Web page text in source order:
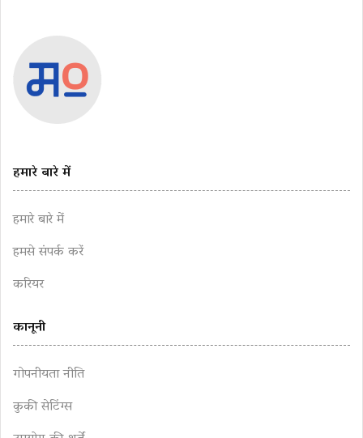
हमारे बारे में
हमारे बारे में
हमसे संपर्क करें
करियर
कानूनी
गोपनीयता नीति
कुकी सेटिंग्स